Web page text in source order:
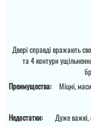
Двері справді вражають
та 4 контури
Преимущества:
Міцні,
Недостатки:
Дуже важкі,